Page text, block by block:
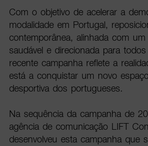
Com o objetivo de acelerar a
modalidade em Portugal,
contemporânea, alinhada com
saudável e direcionada para
recente campanha reflete a
está a conquistar um novo
desportiva dos portugueses.
Na sequência da campanha de
agência de comunicação LIFT
desenvolveu esta campanha que